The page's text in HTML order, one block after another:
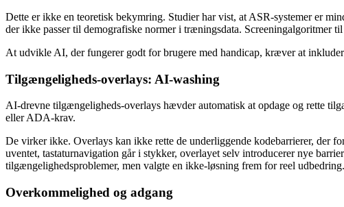
Dette er ikke en teoretisk bekymring. Studier har vist, at ASR-systemer er
der ikke passer til demografiske normer i træningsdata. Screeningalgoritmer
At udvikle AI, der fungerer godt for brugere med handicap, kræver at
Tilgængeligheds-overlays: AI-washing
AI-drevne tilgængeligheds-overlays hævder automatisk at opdage og rette
eller ADA-krav.
De virker ikke. Overlays kan ikke rette de underliggende kodebarrierer,
uventet, tastaturnavigation går i stykker, overlayet selv introducerer nye
tilgængelighedsproblemer, men valgte en ikke-løsning frem for reel
Overkommelighed og adgang